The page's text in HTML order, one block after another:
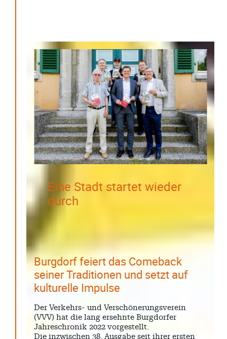
Eine Stadt startet wieder
durch
Burgdorf feiert das Comeback
seiner Traditionen und setzt auf
kulturelle Impulse
Der Verkehrs- und Verschönerungsverein
(VVV) hat die lang ersehnte Burgdorfer
Jahreschronik 2022 vorgestellt.
Die inzwischen 38. Ausgabe seit ihrer ersten